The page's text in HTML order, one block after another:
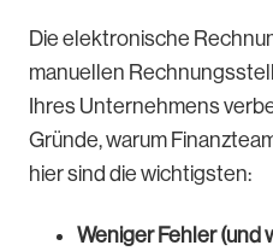
Die elektronische
manuellen
Ihres Unternehmens
Gründe, warum
hier sind die wichtigsten:
Weniger Fehler (und